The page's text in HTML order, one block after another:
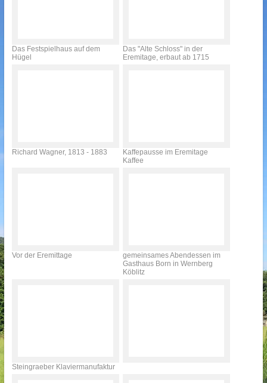
Das Festspielhaus auf dem
Hügel
Das "Alte Schloss" in der
Eremitage, erbaut ab 1715
Richard Wagner, 1813 - 1883
Kaffepausse im Eremitage
Kaffee
Vor der Eremittage
gemeinsames Abendessen im
Gasthaus Born in Wernberg
Köblitz
Steingraeber Klaviermanufaktur